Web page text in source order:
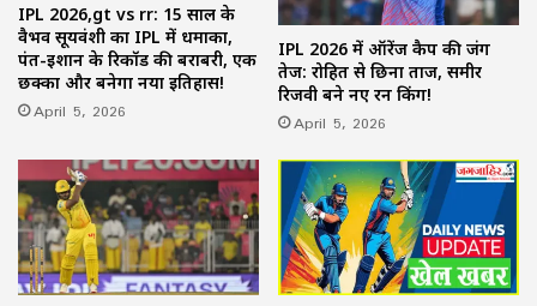
IPL 2026,gt vs rr: 15 साल के
वैभव सूर्यवंशी का IPL में धमाका,
पंत-इशान के रिकॉर्ड की बराबरी, एक
छक्का और बनेगा नया इतिहास!
April 5, 2026
IPL 2026 में ऑरेंज कैप की जंग
तेज: रोहित से छिना ताज, समीर
रिजवी बने नए रन किंग!
April 5, 2026